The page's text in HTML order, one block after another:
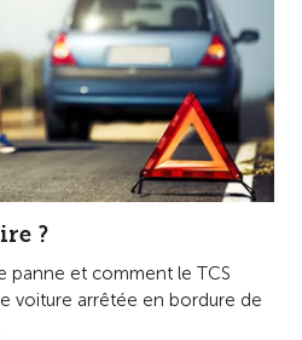
?
panne et comment le TCS
voiture arrêtée en bordure de